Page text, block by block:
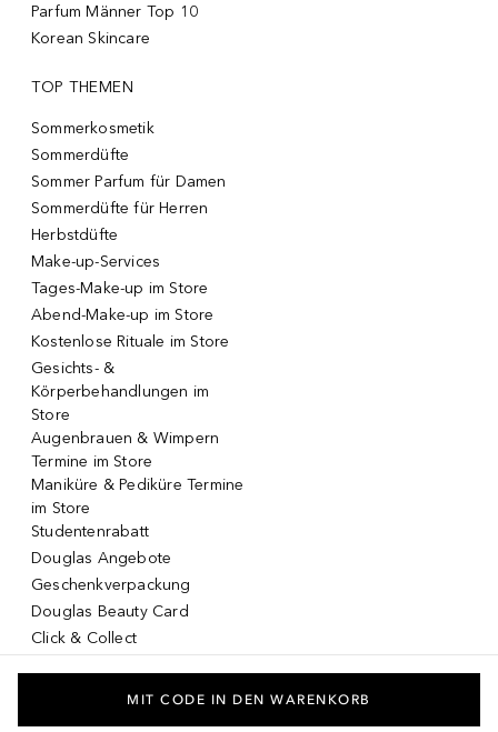
Parfum Männer Top 10
Korean Skincare
TOP THEMEN
Sommerkosmetik
Sommerdüfte
Sommer Parfum für Damen
Sommerdüfte für Herren
Herbstdüfte
Make-up-Services
Tages-Make-up im Store
Abend-Make-up im Store
Kostenlose Rituale im Store
Gesichts- &
Körperbehandlungen im
Store
Augenbrauen & Wimpern
Termine im Store
Maniküre & Pediküre Termine
im Store
Studentenrabatt
Douglas Angebote
Geschenkverpackung
Douglas Beauty Card
Click & Collect
DOUGLAS AppMIT CODE IN DEN WARENKORB